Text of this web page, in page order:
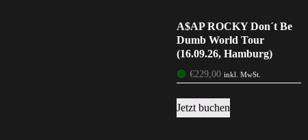
A$AP ROCKY Don´t Be
Dumb World Tour
(16.09.26, Hamburg)
🟢 €229,00 inkl. MwSt.
Jetzt buchen